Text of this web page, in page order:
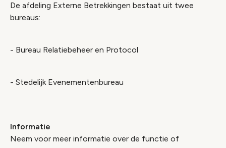
De afdeling Externe Betrekkingen bestaat uit twee
bureaus:
- Bureau Relatiebeheer en Protocol
- Stedelijk Evenementenbureau
Informatie
Neem voor meer informatie over de functie of